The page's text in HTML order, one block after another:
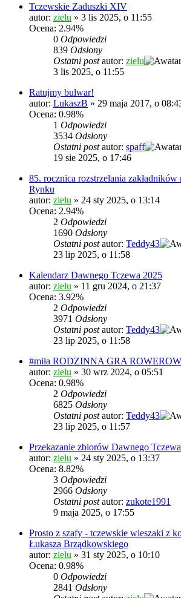
Tczewskie Zaduszki XIV
autor: zielu » 3 lis 2025, o 11:55
Ocena: 2.94%
0 Odpowiedzi
839 Odsłony
Ostatni postautor: zielu
3 lis 2025, o 11:55
Ratujmy bulwar!
autor: LukaszB » 29 maja 2017, o
Ocena: 0.98%
1 Odpowiedzi
3534 Odsłony
Ostatni postautor: spaff
19 sie 2025, o 17:46
85. rocznica rozstrzelania
Rynku
autor: zielu » 24 sty 2025, o 13:14
Ocena: 2.94%
2 Odpowiedzi
1690 Odsłony
Ostatni postautor: Teddy43
23 lip 2025, o 11:58
Kalendarz Dawnego Tczewa 2025
autor: zielu » 11 gru 2024, o 21:37
Ocena: 3.92%
2 Odpowiedzi
3971 Odsłony
Ostatni postautor: Teddy43
23 lip 2025, o 11:58
#miła RODZINNA GRA
autor: zielu » 30 wrz 2024, o 05:51
Ocena: 0.98%
2 Odpowiedzi
6825 Odsłony
Ostatni postautor: Teddy43
23 lip 2025, o 11:57
Przekazanie zbiorów Dawnego Tczewa
autor: zielu » 24 sty 2025, o 13:37
Ocena: 8.82%
3 Odpowiedzi
2966 Odsłony
Ostatni postautor: zukote1991
9 maja 2025, o 17:55
Prosto z szafy - tczewskie wieszaki z
Łukasza Brządkowskiego
autor: zielu » 31 sty 2025, o 10:10
Ocena: 0.98%
0 Odpowiedzi
2841 Odsłony